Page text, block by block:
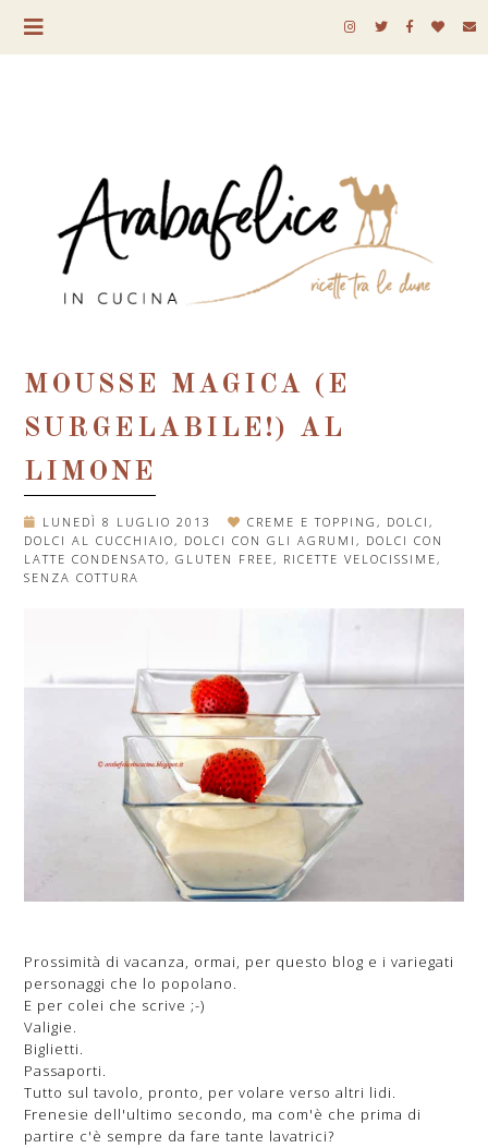
MOUSSE MAGICA (E
SURGELABILE!) AL
LIMONE
LUNEDÌ 8 LUGLIO 2013 CREME E TOPPING, DOLCI,
DOLCI AL CUCCHIAIO, DOLCI CON GLI AGRUMI, DOLCI CON
LATTE CONDENSATO, GLUTEN FREE, RICETTE VELOCISSIME,
SENZA COTTURA
Prossimità di vacanza, ormai, per questo blog e i variegati
personaggi che lo popolano.
E per colei che scrive ;-)
Valigie.
Biglietti.
Passaporti.
Tutto sul tavolo, pronto, per volare verso altri lidi.
Frenesie dell'ultimo secondo, ma com'è che prima di
partire c'è sempre da fare tante lavatrici?